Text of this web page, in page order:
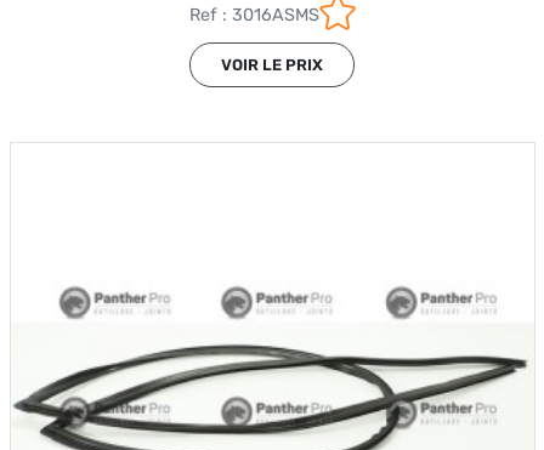
Ref : 3016ASMS
VOIR LE PRIX